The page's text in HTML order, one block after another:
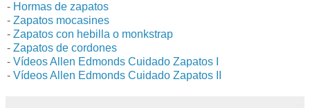
- Hormas de zapatos
- Zapatos mocasines
- Zapatos con hebilla o monkstrap
- Zapatos de cordones
- Vídeos Allen Edmonds Cuidado Zapatos I
- Vídeos Allen Edmonds Cuidado Zapatos II